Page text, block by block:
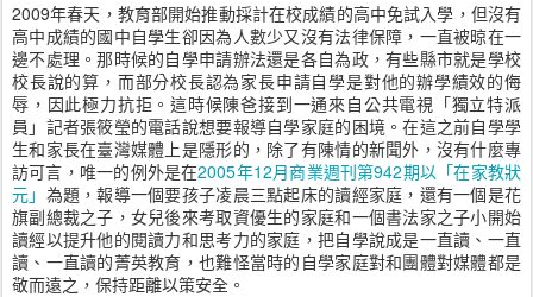
2009年春天，教育部開始推動採計在校成績的高中免試入學，但沒有
高中成績的國中自學生卻因為人數少又沒有法律保障，一直被晾在一
邊不處理。那時候的自學申請辦法還是各自為政，有些縣市就是學校
校長說的算，而部分校長認為家長申請自學是對他的辦學績效的侮
辱，因此極力抗拒。這時候陳爸接到一通來自公共電視「獨立特派
員」記者張筱瑩的電話說想要報導自學家庭的困境。在這之前自學學
生和家長在臺灣媒體上是隱形的，除了有陳情的新聞外，沒有什麼專
訪可言，唯一的例外是在2005年12月商業週刊第942期以「在家教狀
元」 為題，報導一個要孩子凌晨三點起床的讀經家庭，還有一個是花
旗副總裁之子，女兒後來考取資優生的家庭和一個書法家之子小開始
讀經以提升他的閱讀力和思考力的家庭，把自學說成是一直讀、一直
讀、一直讀的菁英教育，也難怪當時的自學家庭對和團體對媒體都是
敬而遠之，保持距離以策安全。